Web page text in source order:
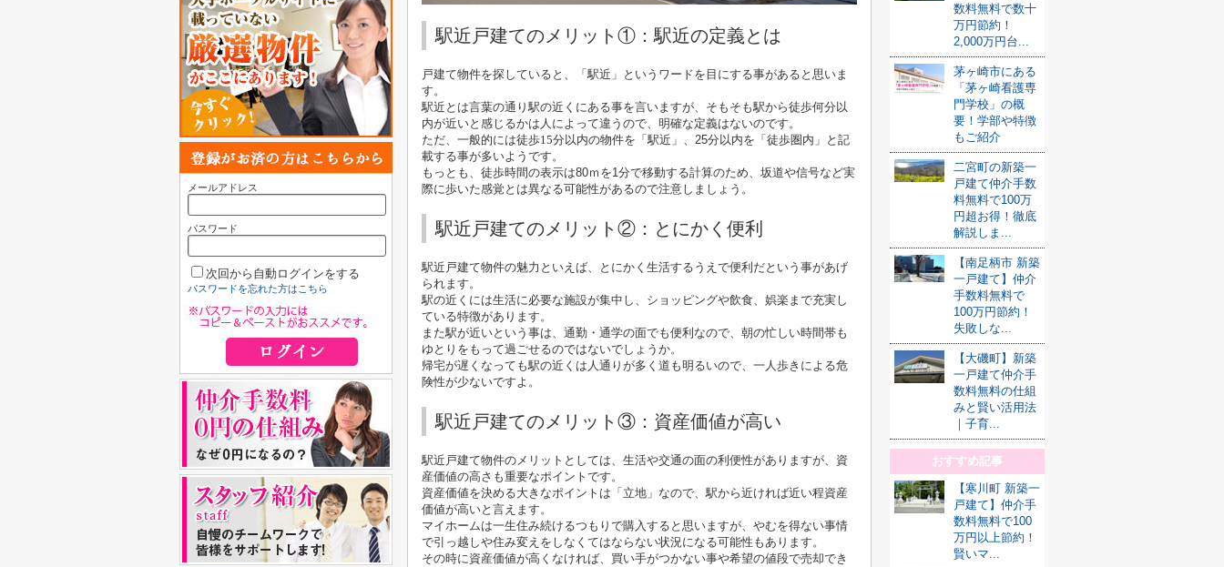
駅近戸建てのメリット①：駅近の定義とは
戸建て物件を探していると、「駅近」というワードを目にする事があると思いま
す。
駅近とは言葉の通り駅の近くにある事を言いますが、そもそも駅から徒歩何分以
内が近いと感じるかは人によって違うので、明確な定義はないのです。
ただ、一般的には徒歩15分 以内の物件を「駅近」、25分以内を「徒歩圏内」と記
載する事が多いようです。
もっとも、徒歩時間の表示は80ｍを1分で移動する計算のため、坂道や信号など実
際に歩いた感覚とは異なる可能性があるので注意しましょう。
駅近戸建てのメリット②：とにかく便利
駅近戸建て物件の魅力といえば、とにかく生活するうえで便利だという事があげ
られます。
駅の近くには生活に必要な施設が集中し、ショッピングや飲食、娯楽まで充実し
ている特徴があります。
また駅が近いという事は、通勤・通学の面でも便利なので、朝の忙しい時間帯も
ゆとりをもって過ごせるのではないでしょうか。
帰宅が遅くなっても駅の近くは人通りが多く道も明るいので、一人歩きによる危
険性が少ないですよ。
駅近戸建てのメリット③：資産価値が高い
駅近戸建て物件のメリットとしては、生活や交通の面の利便性がありますが、資
産価値の高さも重要なポイントです。
資産価値を決める大きなポイントは「立地」なので、駅から近ければ近い程資産
価値が高いと言えます。
マイホームは一生住み続けるつもりで購入すると思いますが、やむを得ない事情
で引っ越しや住み変えをしなくてはならない状況になる可能性もあります。
その時に資産価値が高くなければ、買い手がつかない事や希望の値段で売却でき
数料無料で数十
万円節約！
2,000万円台...
茅ヶ崎市にある
「茅ヶ崎看護専
門学校」の概
要！学部や特徴
もご紹介
二宮町の新築一
戸建て仲介手数
料無料で100万
円超お得！徹底
解説しま...
【南足柄市 新築
一戸建て】仲介
手数料無料で
100万円節約！
失敗しな...
【大磯町】新築
一戸建て仲介手
数料無料の仕組
みと賢い活用法
｜子育...
おすすめ記事
【寒川町 新築一
戸建て】仲介手
数料無料で100
万円以上節約！
賢いマ...
メールアドレス
パスワード
次回から自動ログインをする
パスワードを忘れた方はこちら